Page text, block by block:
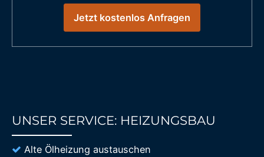
Jetzt kostenlos Anfragen
UNSER SERVICE: HEIZUNGSBAU
Alte Ölheizung austauschen